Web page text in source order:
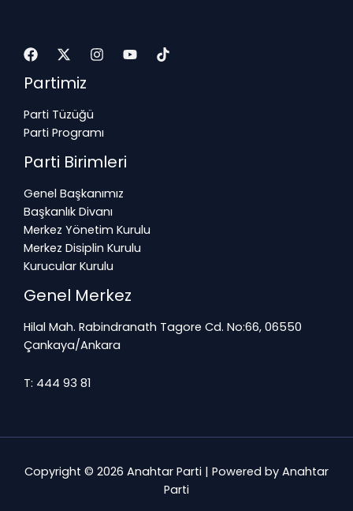
Partimiz
Parti Tüzüğü
Parti Programı
Parti Birimleri
Genel Başkanımız
Başkanlık Divanı
Merkez Yönetim Kurulu
Merkez Disiplin Kurulu
Kurucular Kurulu
Genel Merkez
Hilal Mah. Rabindranath Tagore Cd. No:66, 06550
Çankaya/Ankara
T: 444 93 81
Copyright © 2026 Anahtar Parti | Powered by Anahtar
Parti